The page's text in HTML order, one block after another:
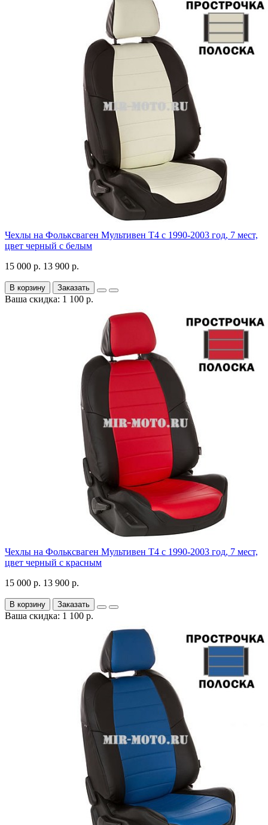
Чехлы на Фольксваген Мультивен Т4 с 1990-2003 год, 7 мест,
цвет черный с белым
15 000 р. 13 900 р.
В корзину Заказать
Ваша скидка: 1 100 р.
Чехлы на Фольксваген Мультивен Т4 с 1990-2003 год, 7 мест,
цвет черный с красным
15 000 р. 13 900 р.
В корзину Заказать
Ваша скидка: 1 100 р.